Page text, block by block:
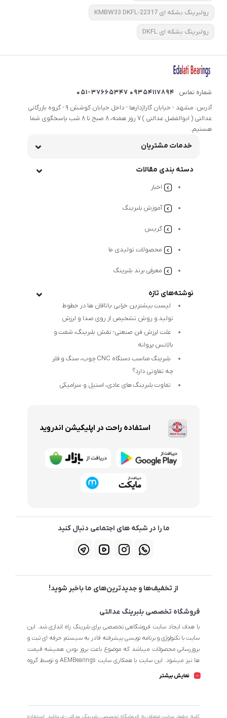
رولبرینگ بشکه ای 22317-KMBW33 DKFL
رولبرینگ بشکه ای DKFL
شماره تماس
09354117894 051-37665347
آدرس: مشهد - خیابان گاراژدارها - داخل خیابان کوشش 9 - گروه بازرگانی
عدالتی ( ابوالفضل عدالتی ) 7 روز هفته، 8 صبح تا 8 شب پاسخگوی شما
هستیم.
خدمات مشتریان
دسته بندی مقالات
اخبار
آموزش بلبرینگ
گریس
محصولات تولیدی ما
معرفی برند بلبرینگ
نوشته‌های تازه
لیست بیشترین خرابی‌ یاتاقان ها در خطوط
تولید و روش تشخیص از روی صدا و لرزش
علت لرزش فن صنعتی؛ نقش بلبرینگ، شفت و
بالانس پروانه
بلبرینگ مناسب دستگاه CNC چوب، سنگ و فلز
چه تفاوتی دارد؟
تفاوت بلبرینگ های عادی، استیل و سرامیکی
استفاده راحت در اپلیکیشن اندروید
ما را در شبکه های اجتماعی دنبال کنید
از تخفیف‌ها و جدیدترین‌های ما باخبر شوید!
فروشگاه تخصصی بلبرینگ عدالتی
با هدف ایجاد سایت فروشگاهی تخصصی برای بلبرینگ راه اندازی شد. این
سایت با تکنولوژی و برنامه نویسی پیشرفته قادر به سیستم حرفه ای ثبت و
بروزرسانی محصولات میباشد که موضوع باعث بروز بودن همیشه قیمت
ها نیز میشود. این سایت با همکاری سایت AEMBearings و توسط گروه
فروشگاه انتخاب و خریداری نمایند.
نمایش بیشتر
کليه حقوق سايت متعلق به فروشگاه تخصصی بلبرینگ عدالتی می‌باشد. استفاده